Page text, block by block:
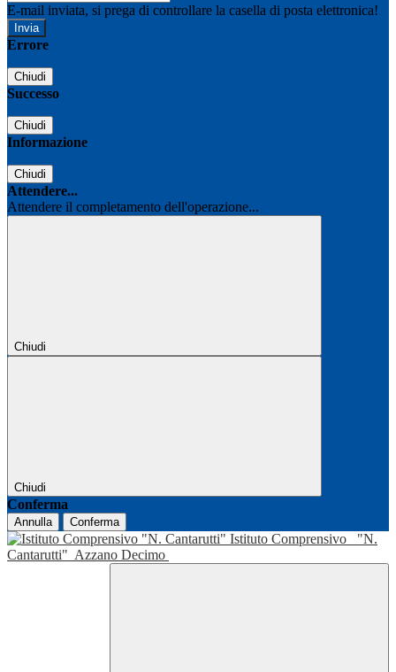
E-mail inviata, si prega di controllare la casella di posta elettronica!
Errore
Chiudi
Successo
Chiudi
Informazione
Chiudi
Attendere...
Attendere il completamento dell'operazione...
Chiudi
Chiudi
Conferma
Annulla Conferma
Istituto Comprensivo
"N.
Cantarutti" Azzano Decimo